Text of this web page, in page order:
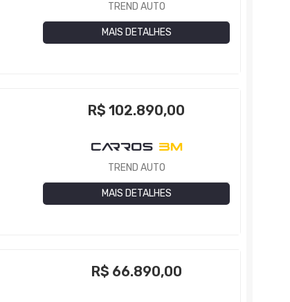
TREND AUTO
MAIS DETALHES
R$102.890,00
TREND AUTO
MAIS DETALHES
R$ 66.890,00